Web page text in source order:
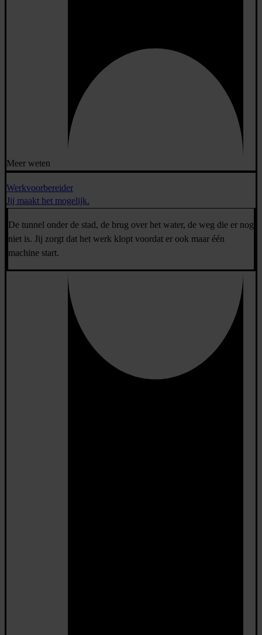
Meer weten
Werkvoorbereider
Jij maakt het mogelijk.
De tunnel onder de stad, de brug over het water, de weg die er nog
niet is. Jij zorgt dat het werk klopt voordat er ook maar één
machine start.